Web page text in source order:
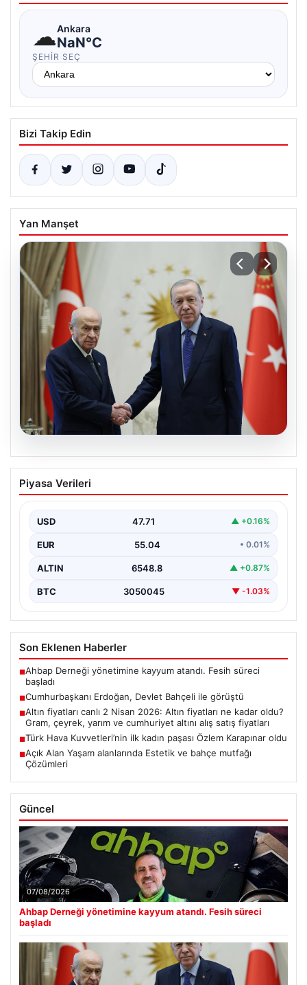
☁Ankara
NaN°C
ŞEHIR SEÇ
Bizi Takip Edin
Yan Manşet
Cumhurbaşkanı Erdoğan, Devlet
Bahçeli ile görüştü
Piyasa Verileri
USD 47.71 ▲ +0.16%
EUR 55.04 • 0.01%
ALTIN 6548.8 ▲ +0.87%
BTC 3050045 ▼ -1.03%
Son Eklenen Haberler
■Ahbap Derneği yönetimine kayyum atandı. Fesih süreci
başladı
■Cumhurbaşkanı Erdoğan, Devlet Bahçeli ile görüştü
■Altın fiyatları canlı 2 Nisan 2026: Altın fiyatları ne kadar oldu?
Gram, çeyrek, yarım ve cumhuriyet altını alış satış fiyatları
■Türk Hava Kuvvetleri’nin ilk kadın paşası Özlem Karapınar oldu
■Açık Alan Yaşam alanlarında Estetik ve bahçe mutfağı
Çözümleri
Güncel
07/08/2026
Ahbap Derneği yönetimine kayyum atandı. Fesih süreci
başladı